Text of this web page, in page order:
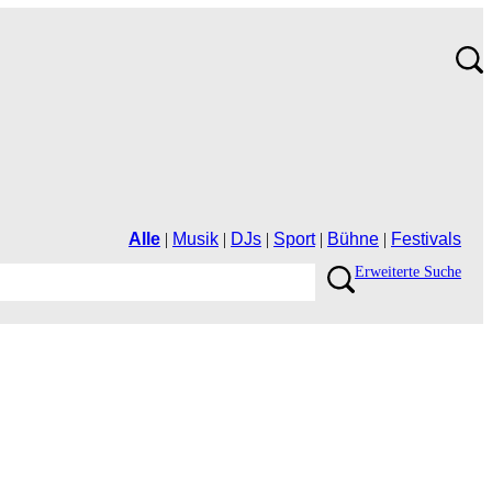
Alle | Musik | DJs | Sport| Bühne | Festivals
ErweiterteSuche